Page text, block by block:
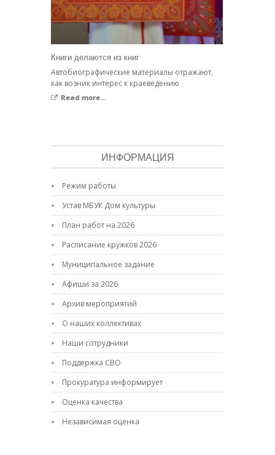
Книги делаются из книг
Автобиографические материалы отражают,
как возник интерес к краеведению
Read more...
ИНФОРМАЦИЯ
Режим работы
Устав МБУК Дом культуры
План работ на 2026
Расписание кружков 2026
Муниципальное задание
Афиши за 2026
Архив мероприятий
О наших коллективах
Наши сотрудники
Поддержка СВО
Прокуратура информирует
Оценка качества
Независимая оценка